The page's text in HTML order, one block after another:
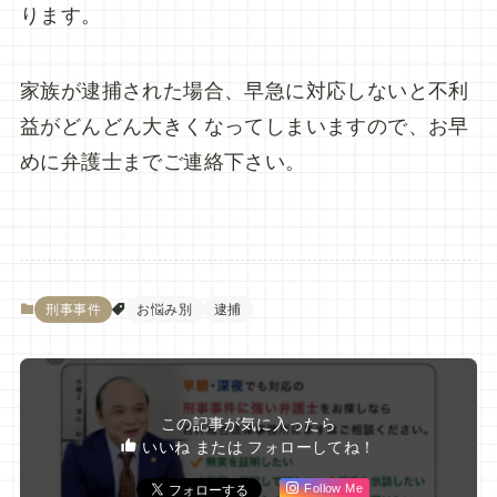
ります。
家族が逮捕された場合、早急に対応しないと不利
益がどんどん大きくなってしまいますので、お早
めに弁護士までご連絡下さい。
刑事事件 お悩み別 逮捕
この記事が気に入ったら
いいね または フォローしてね！
Follow Me